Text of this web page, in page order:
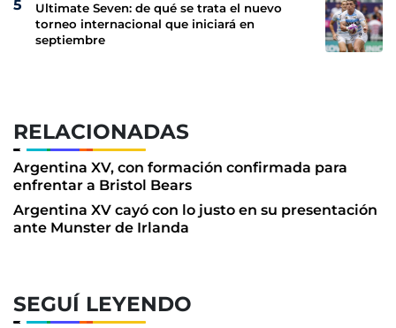
RELACIONADAS
Argentina XV, con formación confirmada para
enfrentar a Bristol Bears
Argentina XV cayó con lo justo en su presentación
ante Munster de Irlanda
Ultimate Seven: de qué se trata el nuevo
torneo internacional que iniciará en
septiembre
SEGUÍ LEYENDO